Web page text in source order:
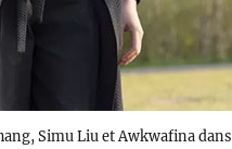
Simu Liu et Awkwafina dans